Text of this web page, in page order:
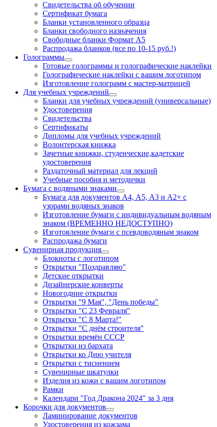
Свидетельства об обучении
Сертификат бумага
Бланки установленного образца
Бланки свободного назначения
Свободные бланки Формат А5
Распродажа бланков (все по 10-15 руб.!)
Голограммы
Готовые голограммы и голографические наклейки
Голографические наклейки с вашим логотипом
Изготовление голограмм с мастер-матрицей
Для учебных учреждений
Бланки для учебных учреждений (универсальные)
Удостоверения
Свидетельства
Сертификаты
Дипломы для учебных учреждений
Волонтерская книжка
Зачетные книжки, студенческие,кадетские
удостоверения
Раздаточный материал для лекций
Учебные пособия и методички
Бумага с водяными знаками
Бумага для документов А4, А5, А3 и А2+ с
узорами водяных знаков
Изготовление бумаги с индивидуальным водяным
знаком (ВРЕМЕННО НЕДОСТУПНО)
Изготовление бумаги с псевдоводяным знаком
Распродажа бумаги
Сувенирная продукция
Блокноты с логотипом
Открытки "Поздравляю"
Детские открытки
Дизайнерские конверты
Новогодние открытки
Открытки "9 Мая", "День победы"
Открытки "С 23 Февраля"
Открытки "С 8 Марта!"
Открытки "С днём строителя"
Открытки времён СССР
Открытки из бархата
Открытки ко Дню учителя
Открытки с тиснением
Сувенирные шкатулки
Изделия из кожи с вашим логотипом
Рамки
Календари "Год Дракона 2024" за 3 дня
Корочки для документов
Ламинирование документов
Удостоверения из кожзама